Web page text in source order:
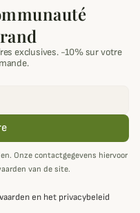
exclusives. -10% sur votre
Onze contactgegevens hiervoor
van de site.
en het privacybeleid